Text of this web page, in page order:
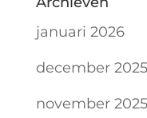
januari 2026
december 2025
november 2025